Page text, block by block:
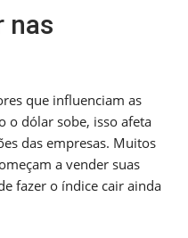
nas
que influenciam as
o dólar sobe, isso afeta
das empresas. Muitos
a vender suas
fazer o índice cair ainda